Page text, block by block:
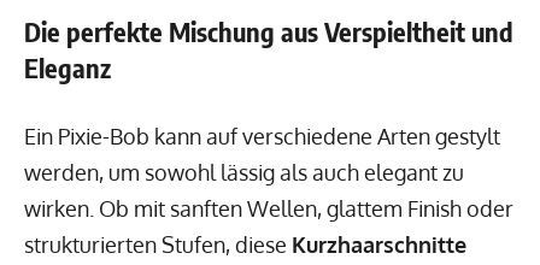
Die perfekte Mischung aus Verspieltheit und
Eleganz
Ein Pixie-Bob kann auf verschiedene Arten gestylt
werden, um sowohl lässig als auch elegant zu
wirken. Ob mit sanften Wellen, glattem Finish oder
strukturierten Stufen, diese Kurzhaarschnitte